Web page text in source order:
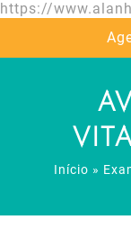
https://
Início »